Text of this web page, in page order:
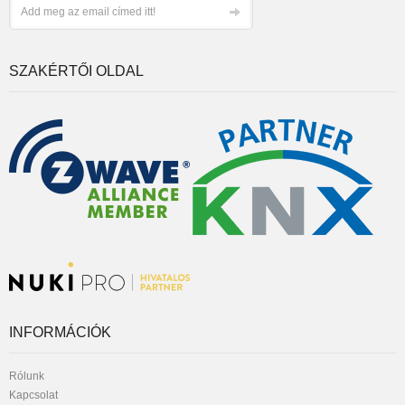
SZAKÉRTŐI OLDAL
INFORMÁCIÓK
Rólunk
Kapcsolat